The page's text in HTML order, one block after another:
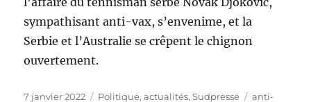
sympathisant anti-vax, s’envenime, et la
Serbie et l’Australie se crêpent le chignon
ouvertement.
Publié
7 janvier 2022 Catégories
Politique, actualités,Sudpresse Étiquettes
anti-